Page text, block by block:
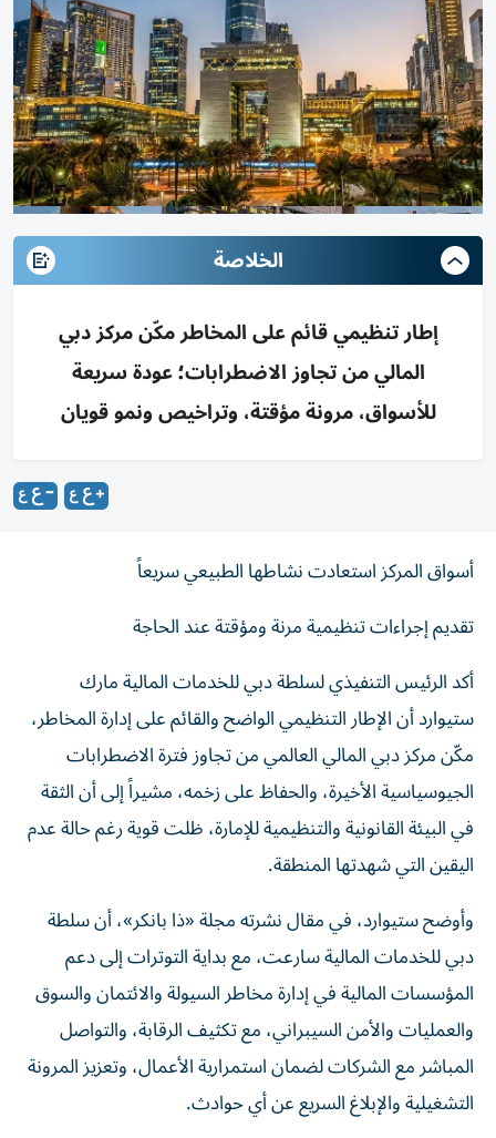
الخلاصة
إطار تنظيمي قائم على المخاطر مكّن مركز دبي
المالي من تجاوز الاضطرابات؛ عودة سريعة
للأسواق، مرونة مؤقتة، وتراخيص ونمو قويان
أسواق المركز استعادت نشاطها الطبيعي سريعاً
تقديم إجراءات تنظيمية مرنة ومؤقتة عند الحاجة
أكد الرئيس التنفيذي لسلطة دبي للخدمات المالية مارك
ستيوارد أن الإطار التنظيمي الواضح والقائم على إدارة المخاطر،
مكّن مركز دبي المالي العالمي من تجاوز فترة الاضطرابات
الجيوسياسية الأخيرة، والحفاظ على زخمه، مشيراً إلى أن الثقة
في البيئة القانونية والتنظيمية للإمارة، ظلت قوية رغم حالة عدم
اليقين التي شهدتها المنطقة.
وأوضح ستيوارد، في مقال نشرته مجلة «ذا بانكر»، أن سلطة
دبي للخدمات المالية سارعت، مع بداية التوترات إلى دعم
المؤسسات المالية في إدارة مخاطر السيولة والائتمان والسوق
والعمليات والأمن السيبراني، مع تكثيف الرقابة، والتواصل
المباشر مع الشركات لضمان استمرارية الأعمال، وتعزيز المرونة
التشغيلية والإبلاغ السريع عن أي حوادث.